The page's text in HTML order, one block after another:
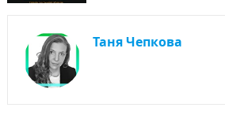
Таня Чепкова